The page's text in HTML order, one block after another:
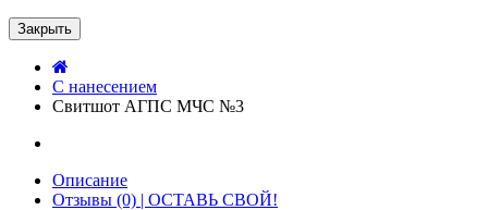
Закрыть
C нанесением
Свитшот АГПС МЧС №3
Описание
Отзывы (0) | ОСТАВЬ СВОЙ!